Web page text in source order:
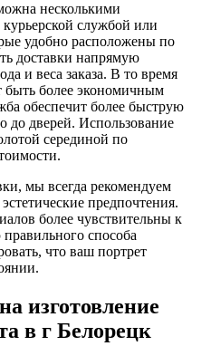
несколькими
службой или
удобно расположены по
доставки напрямую
и веса заказа. В то время
быть более экономичным
обеспечит более быструю
до дверей. Использование
серединой по
мы всегда рекомендуем
предпочтения.
более чувствительны к
способа
что ваш портрет
изготовление
в г Белорецк